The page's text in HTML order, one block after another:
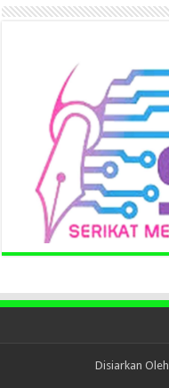
Disiarkan Oleh